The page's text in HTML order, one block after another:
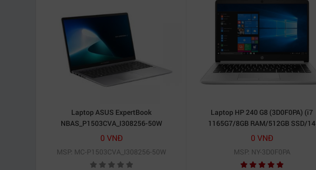
Laptop ASUS ExpertBook
NBAS_P1503CVA_I308256-50W
0 VNĐ
MSP: MC-P1503CVA_I308256-50W
Laptop HP 240 G8 (3D0F0PA) (i7
1165G7/8GB RAM/512GB SSD/14
FHD/Dos/Bạc)
0 VNĐ
MSP: NY-3D0F0PA